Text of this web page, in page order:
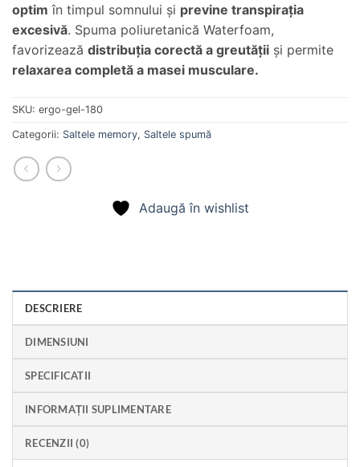
optim în timpul somnului și previne transpirația
excesivă. Spuma poliuretanică Waterfoam,
favorizează distribuția corectă a greutății și permite
relaxarea completă a masei musculare.
SKU: ergo-gel-180
Categorii: Saltele memory, Saltele spumă
Adaugă în wishlist
DESCRIERE
DIMENSIUNI
SPECIFICATII
INFORMAȚII SUPLIMENTARE
RECENZII (0)